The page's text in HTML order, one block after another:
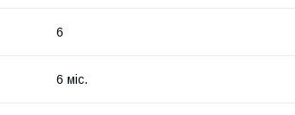
6
6 міс.